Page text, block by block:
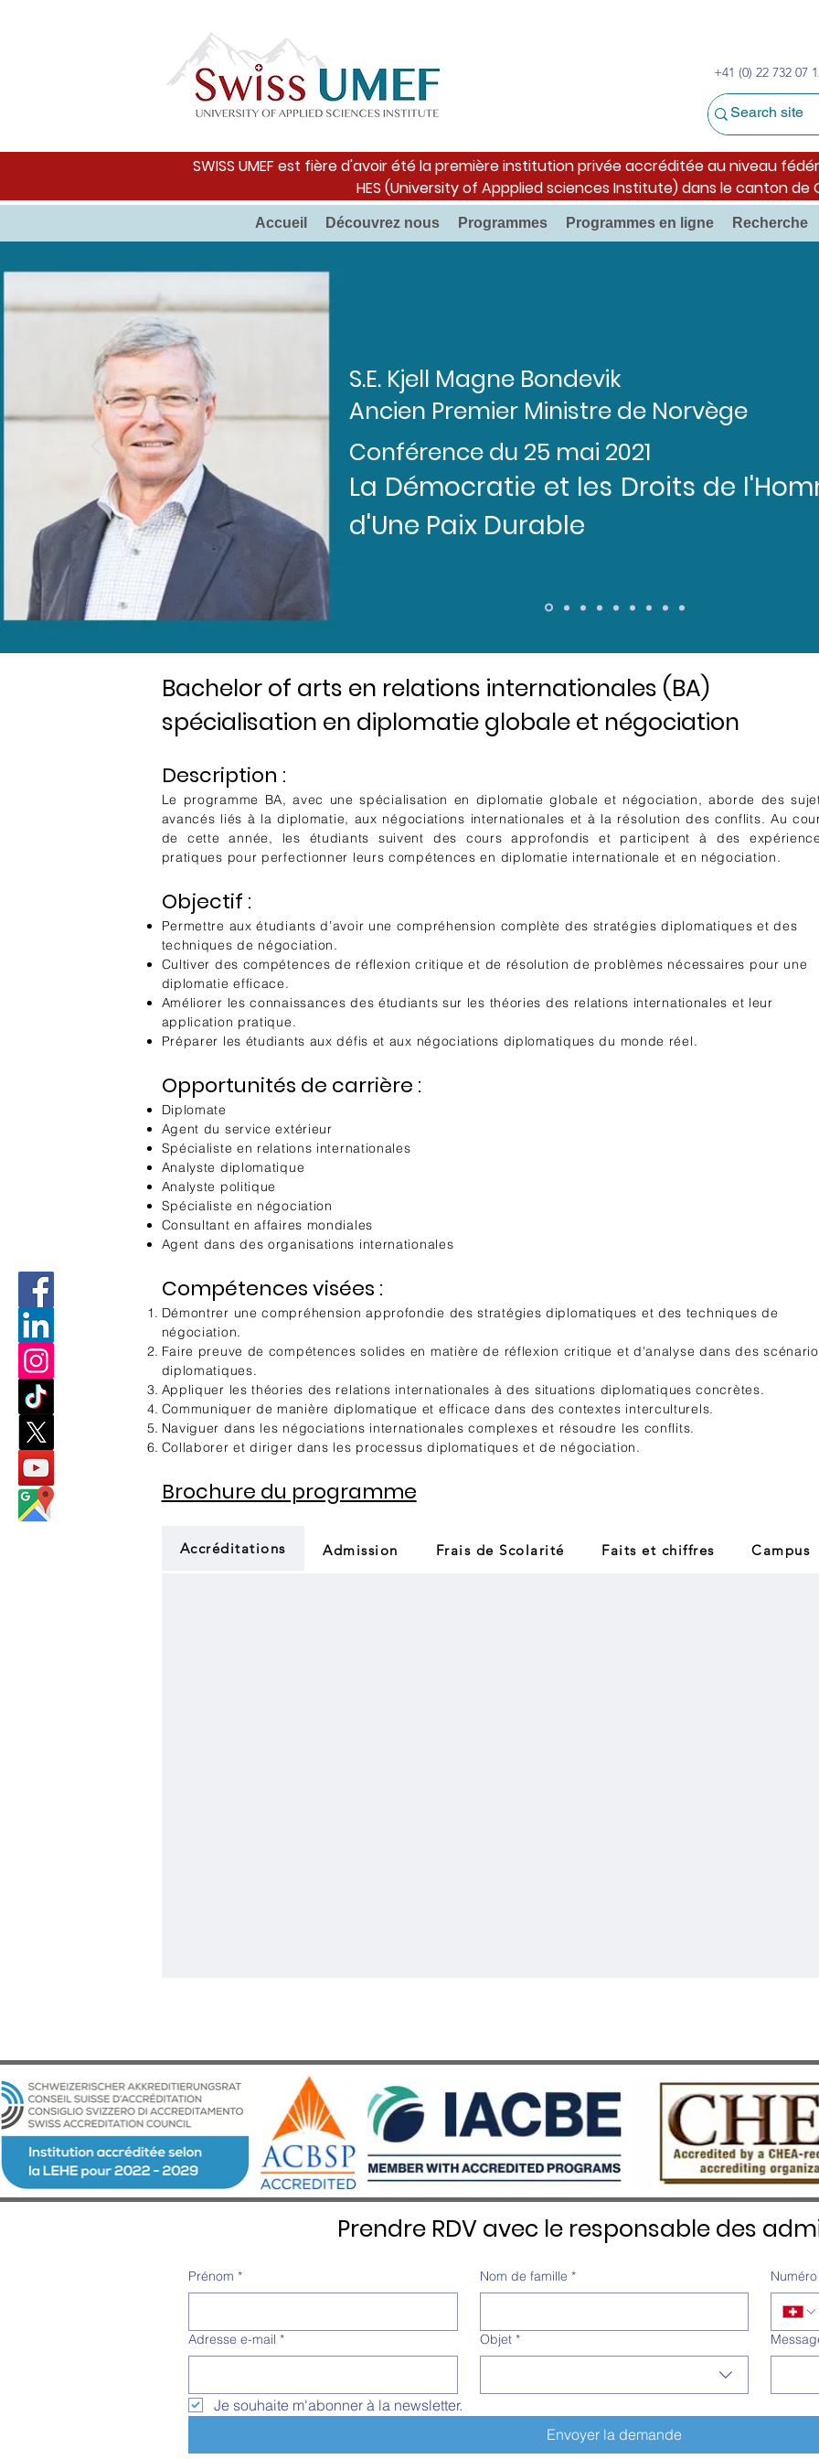
+41 (0) 22 732 07
SWISS UMEF est fière d'avoir été la première institution privée accréditée au niveau
HES (University of Appplied sciences Institute) dans le canton de
Accueil Découvrez nous Programmes Programmes en ligne Recherche
S.E. Kjell Magne Bondevik
Ancien Premier Ministre de Norvège
Conférence du 25 mai 2021
La Démocratie et les Droits de
d'Une Paix Durable
Bachelor of arts en relations internationales (BA)
spécialisation en diplomatie globale et négociation
Description :
Le programme BA, avec une spécialisation en diplomatie globale et négociation, aborde des
avancés liés à la diplomatie, aux négociations internationales et à la résolution des conflits. Au
de cette année, les étudiants suivent des cours approfondis et participent à des
pratiques pour perfectionner leurs compétences en diplomatie internationale et en négociation.
Objectif :
Permettre aux étudiants d’avoir une compréhension complète des stratégies diplomatiques et des
techniques de négociation.
Cultiver des compétences de réflexion critique et de résolution de problèmes nécessaires pour une
diplomatie efficace.
Améliorer les connaissances des étudiants sur les théories des relations internationales et leur
application pratique.
Préparer les étudiants aux défis et aux négociations diplomatiques du monde réel.
Opportunités de carrière :
Diplomate
Agent du service extérieur
Spécialiste en relations internationales
Analyste diplomatique
Analyste politique
Spécialiste en négociation
Consultant en affaires mondiales
Agent dans des organisations internationales
Compétences visées :
Démontrer une compréhension approfondie des stratégies diplomatiques et des techniques de
négociation.
Faire preuve de compétences solides en matière de réflexion critique et d'analyse dans des
diplomatiques.
Appliquer les théories des relations internationales à des situations diplomatiques concrètes.
Communiquer de manière diplomatique et efficace dans des contextes interculturels.
Naviguer dans les négociations internationales complexes et résoudre les conflits.
Collaborer et diriger dans les processus diplomatiques et de négociation.
Brochure du programme
Accréditations Admission Frais de Scolarité Faits et chiffres Campus
Prendre RDV avec le responsable des
Prénom * Nom de famille *
Adresse e-mail * Objet *
Je souhaite m'abonner à la newsletter.
Envoyer la demande